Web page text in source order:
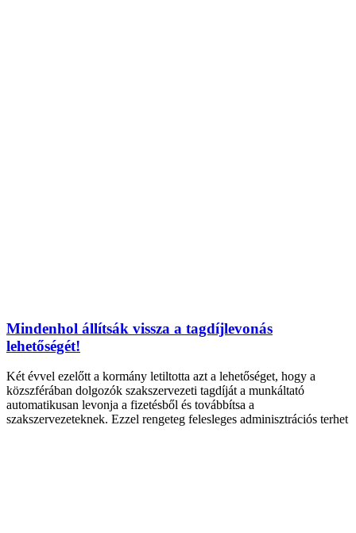
Mindenhol állítsák vissza a tagdíjlevonás
lehetőségét!
Két évvel ezelőtt a kormány letiltotta azt a lehetőséget, hogy a
közszférában dolgozók szakszervezeti tagdíját a munkáltató
automatikusan levonja a fizetésből és továbbítsa a
szakszervezeteknek. Ezzel rengeteg felesleges adminisztrációs terhet